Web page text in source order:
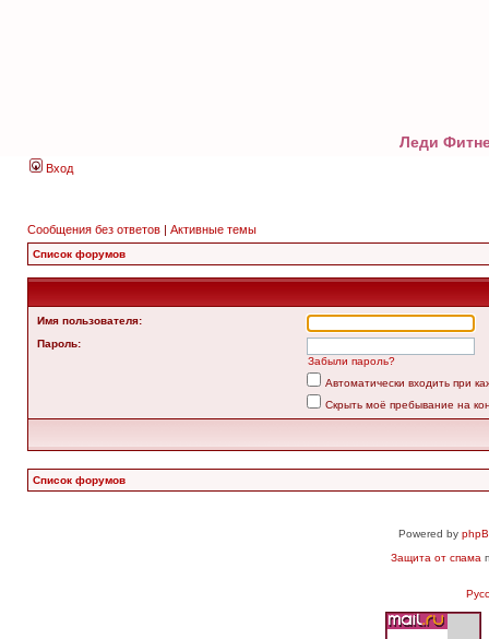
Леди
Вход
Сообщения без ответов | Активные темы
Список форумов
Имя пользователя:
Пароль:
Забыли пароль?
Автоматически входить при
Скрыть моё пребывание на
Список форумов
Powered by
Защита от спама